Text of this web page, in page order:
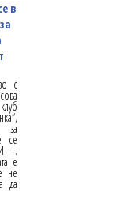
в
с
за
се
г.
е
не
да